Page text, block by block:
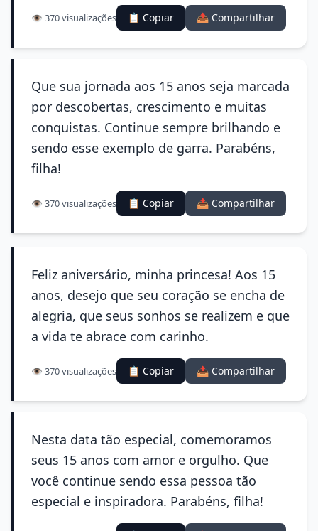
👁️ 370 visualizações 📋 Copiar 📤 Compartilhar
Que sua jornada aos 15 anos seja marcada
por descobertas, crescimento e muitas
conquistas. Continue sempre brilhando e
sendo esse exemplo de garra. Parabéns,
filha!
👁️ 370 visualizações 📋 Copiar 📤 Compartilhar
Feliz aniversário, minha princesa! Aos 15
anos, desejo que seu coração se encha de
alegria, que seus sonhos se realizem e que
a vida te abrace com carinho.
👁️ 370 visualizações 📋 Copiar 📤 Compartilhar
Nesta data tão especial, comemoramos
seus 15 anos com amor e orgulho. Que
você continue sendo essa pessoa tão
especial e inspiradora. Parabéns, filha!